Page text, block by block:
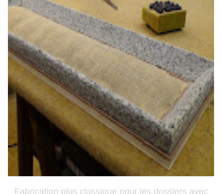
Fabrication plus classique pour les dossiers avec